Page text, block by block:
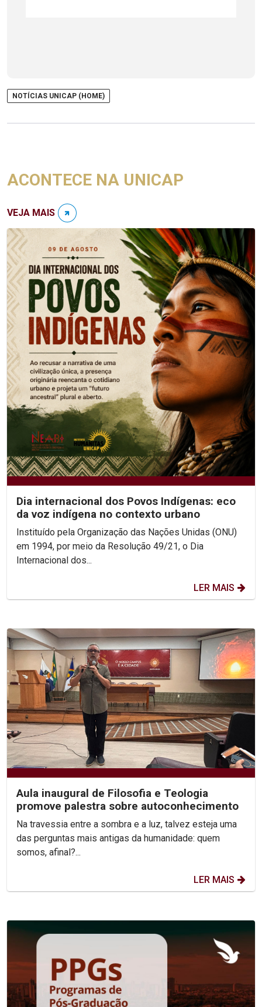
NOTÍCIAS UNICAP (HOME)
ACONTECE NA UNICAP
VEJA MAIS
Dia internacional dos Povos Indígenas: eco
da voz indígena no contexto urbano
Instituído pela Organização das Nações Unidas (ONU)
em 1994, por meio da Resolução 49/21, o Dia
Internacional dos...
LER MAIS
Aula inaugural de Filosofia e Teologia
promove palestra sobre autoconhecimento
Na travessia entre a sombra e a luz, talvez esteja uma
das perguntas mais antigas da humanidade: quem
somos, afinal?...
LER MAIS